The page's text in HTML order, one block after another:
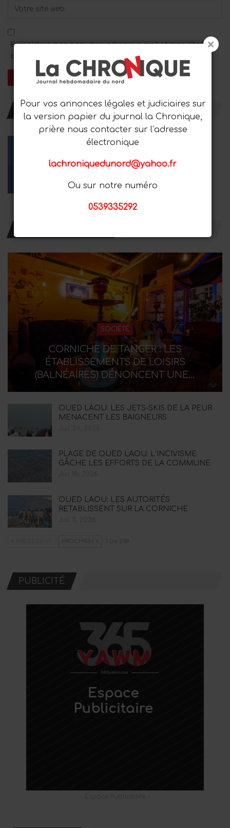
Enregistrez mon nom, mon adresse e-mail et mon site Web
dans ce navigateur pour le prochain commentaire.
Les abonnés Suiveurs
SOCIÉTÉ
CORNICHE DE TANGER : LES
ÉTABLISSEMENTS DE LOISIRS
(BALNÉAIRES) DÉNONCENT UNE…
OUED LAOU: LES JETS-SKIS DE LA PEUR
MENACENT LES BAIGNEURS
PLAGE DE OUED LAOU: L’INCIVISME
GÂCHE LES EFFORTS DE LA COMMUNE
OUED LAOU: LES AUTORITÉS
RETABLISSENT SUR LA CORNICHE
PROCHAIN 1 De 239
PUBLICITÉ
Pour vos annonces légales et judiciaires sur
la version papier du journal la Chronique,
prière nous contacter sur l’adresse
électronique
lachroniquedunord@yahoo.fr
Ou sur notre numéro
0539335292